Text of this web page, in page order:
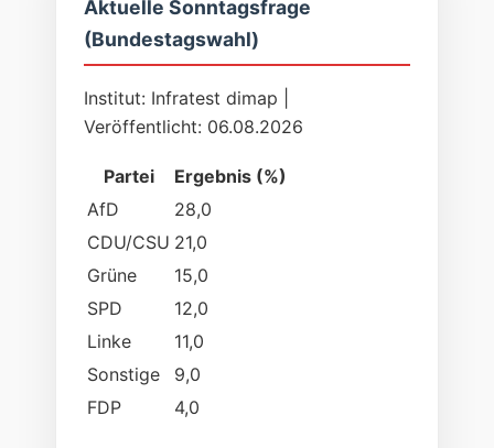
Aktuelle Sonntagsfrage
(Bundestagswahl)
Institut: Infratest dimap |
Veröffentlicht: 06.08.2026
Partei
Ergebnis (%)
AfD
28,0
CDU/CSU 21,0
Grüne
15,0
SPD
12,0
Linke
11,0
Sonstige
9,0
FDP
4,0